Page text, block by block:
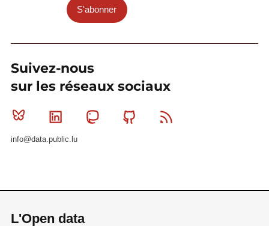
S'abonner
Suivez-nous
sur les réseaux sociaux
Bluesky Linkedin MastodonGithub
info@data.public.lu
L'Open data